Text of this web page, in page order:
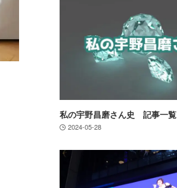
私の宇野昌磨さん史 記事一覧
2024-05-28